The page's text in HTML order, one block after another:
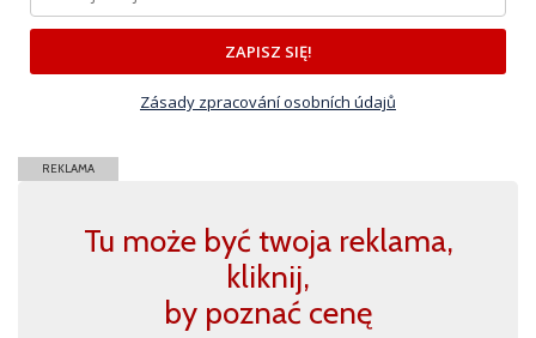
ZAPISZ SIĘ!
Zásady zpracování osobních údajů
REKLAMA
Tu może być twoja reklama,
kliknij,
by poznać cenę